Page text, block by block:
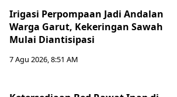
Irigasi Perpompaan Jadi Andalan
Warga Garut, Kekeringan Sawah
Mulai Diantisipasi
7 Agu 2026, 8:51 AM